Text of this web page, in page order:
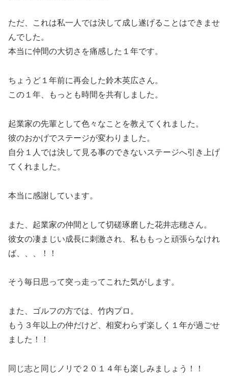
ただ、これは私一人では決して成し遂げることはできませ
んでした。
本当に仲間の大切さを痛感した１年です。
ちょうど１年前に再会した鈴木英広さん。
この１年、もっとも時間を共有しました。
起業家の先輩として色々なことを教えてくれました。
彼のおかげでステージが変わりました。
自分１人では決して見る事のできないステージへ引き上げ
てくれました。
本当に感謝しています。
また、起業家の仲間として切磋琢磨した花井志穂さん。
彼女の凄まじい成長に刺激され、私ももっと頑張らなけれ
ば、、、！！
そう毎日思って突っ走ってこれた気がします。
また、ゴルフの方では、竹内プロ。
もう３年以上の仲だけど、相変わらず楽しく１年が過ごせ
ました！！
同じ志と同じノリで２０１４年も楽しみましょう！！